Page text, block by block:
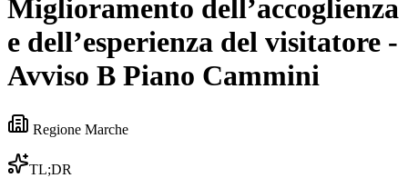
Miglioramento dell’accoglienza
e dell’esperienza del visitatore -
Avviso B Piano Cammini
Regione Marche
TL;DR